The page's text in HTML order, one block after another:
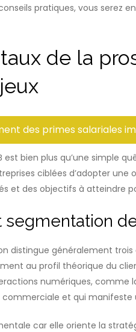
pratiques, vous serez
de la
des primes salariales
bien plus qu’une simple
ciblées d’adopter
et des objectifs à atteindre
segmentation
distingue généralement
au profil théorique du
numériques,
commerciale et qui
car elle oriente la